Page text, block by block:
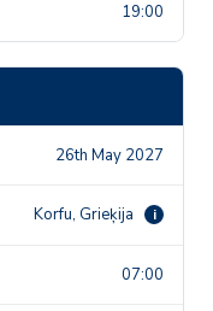
19:00
26th May 2027
Korfu, Grieķija i
07:00